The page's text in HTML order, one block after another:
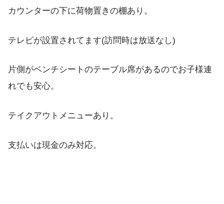
カウンターの下に荷物置きの棚あり。
テレビが設置されてます(訪問時は放送なし)
片側がベンチシートのテーブル席があるのでお子様連
れでも安心。
テイクアウトメニューあり。
支払いは現金のみ対応。